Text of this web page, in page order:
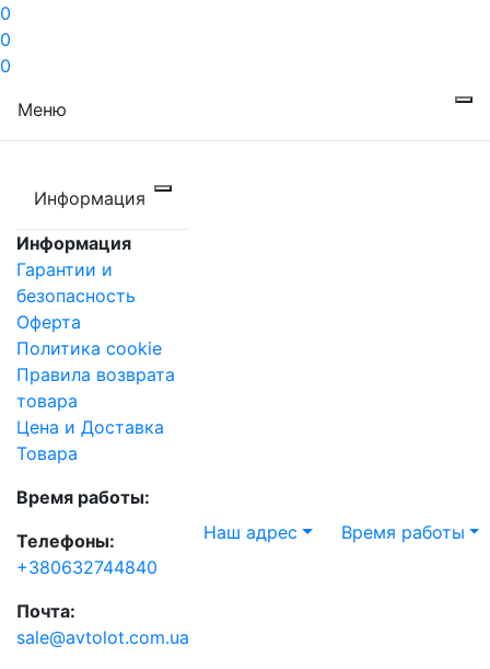
0
0
0
Меню
Информация
Информация
Гарантии и
безопасность
Оферта
Политика cookie
Правила возврата
товара
Цена и Доставка
Товара
Время работы:
Телефоны:
+380632744840
Почта:
sale@avtolot.com.ua
Наш адрес Время работы